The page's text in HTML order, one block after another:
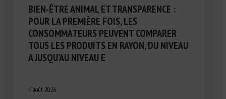
BIEN-ÊTRE ANIMAL ET TRANSPARENCE :
POUR LA PREMIÈRE FOIS, LES
CONSOMMATEURS PEUVENT COMPARER
TOUS LES PRODUITS EN RAYON, DU NIVEAU
A JUSQU’AU NIVEAU E
4 août 2026